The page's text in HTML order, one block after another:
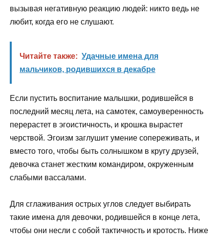
вызывая негативную реакцию людей: никто ведь не
любит, когда его не слушают.
Читайте также: Удачные имена для
мальчиков, родившихся в декабре
Если пустить воспитание малышки, родившейся в
последний месяц лета, на самотек, самоуверенность
перерастет в эгоистичность, и крошка вырастет
черствой. Эгоизм заглушит умение сопереживать, и
вместо того, чтобы быть солнышком в кругу друзей,
девочка станет жестким командиром, окруженным
слабыми вассалами.
Для сглаживания острых углов следует выбирать
такие имена для девочки, родившейся в конце лета,
чтобы они несли с собой тактичность и кротость. Ниже